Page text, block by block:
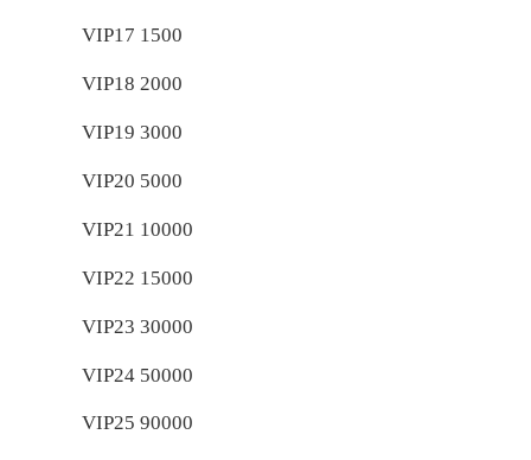
VIP17 1500
VIP18 2000
VIP19 3000
VIP20 5000
VIP21 10000
VIP22 15000
VIP23 30000
VIP24 50000
VIP25 90000